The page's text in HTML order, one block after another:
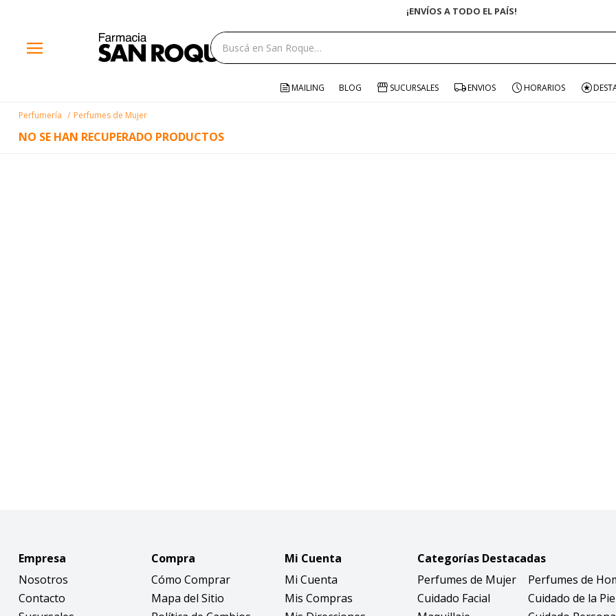
¡ENVÍOS A TODO EL PAÍS!
menu
MAILING BLOG SUCURSALES ENVIOS HORARIOS
Perfumería Perfumes de Mujer
NO SE HAN RECUPERADO PRODUCTOS
Empresa
Nosotros
Contacto
Compra
Cómo Comprar
Mapa del Sitio
Mi Cuenta
Mi Cuenta
Mis Compras
Categorías Destacadas
Perfumes de Mujer
Perfumes de
Cuidado Facial
Cuidado de la
close
storefront
help